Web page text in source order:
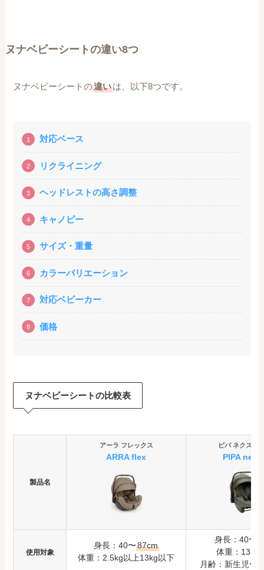
ヌナベビーシートの違い8つ
ヌナベビーシートの違いは、以下8つです。
対応ベース
リクライニング
ヘッドレストの高さ調整
キャノピー
サイズ・重量
カラーバリエーション
対応ベビーカー
価格
ヌナベビーシートの比較表
製品名
アーラ フレックス
ARRA flex
ピパ ネクスト
PIPA next
使用対象
身長：40〜87cm
体重：2.5kg以上13kg以下
身長：40〜
体重：13kg
月齢：新生児〜